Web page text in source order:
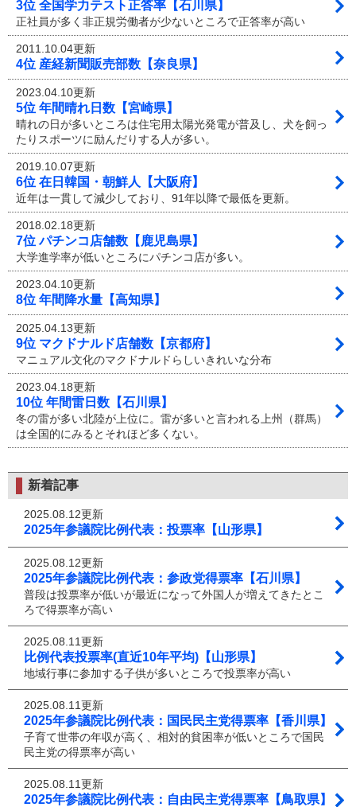
3位 全国学力テスト正答率【石川県】
正社員が多く非正規労働者が少ないところで正答率が高い
2011.10.04更新
4位 産経新聞販売部数【奈良県】
2023.04.10更新
5位 年間晴れ日数【宮崎県】
晴れの日が多いところは住宅用太陽光発電が普及し、犬を飼っ
たりスポーツに励んだりする人が多い。
2019.10.07更新
6位 在日韓国・朝鮮人【大阪府】
近年は一貫して減少しており、91年以降で最低を更新。
2018.02.18更新
7位 パチンコ店舗数【鹿児島県】
大学進学率が低いところにパチンコ店が多い。
2023.04.10更新
8位 年間降水量【高知県】
2025.04.13更新
9位 マクドナルド店舗数【京都府】
マニュアル文化のマクドナルドらしいきれいな分布
2023.04.18更新
10位 年間雷日数【石川県】
冬の雷が多い北陸が上位に。雷が多いと言われる上州（群馬）
は全国的にみるとそれほど多くない。
新着記事
2025.08.12更新
2025年参議院比例代表：投票率【山形県】
2025.08.12更新
2025年参議院比例代表：参政党得票率【石川県】
普段は投票率が低いが最近になって外国人が増えてきたとこ
ろで得票率が高い
2025.08.11更新
比例代表投票率(直近10年平均)【山形県】
地域行事に参加する子供が多いところで投票率が高い
2025.08.11更新
2025年参議院比例代表：国民民主党得票率【香川県】
子育て世帯の年収が高く、相対的貧困率が低いところで国民
民主党の得票率が高い
2025.08.11更新
2025年参議院比例代表：自由民主党得票率【鳥取県】